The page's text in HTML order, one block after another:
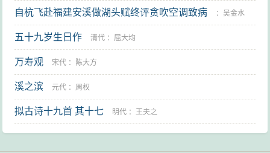
自杭飞赴福建安溪做湖头赋终评贪吹空调致病 ：吴金水
五十九岁生日作 清代 ： 屈大均
万寿观 宋代 ： 陈大方
溪之滨 元代 ： 周权
拟古诗十九首 其十七 明代 ：王夫之